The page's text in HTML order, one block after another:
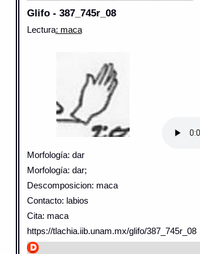
Glifo - 387_745r_08
Lectura: maca
Morfología: dar
Morfología: dar;
Descomposicion: maca
Contacto: labios
Cita: maca
https://tlachia.iib.unam.mx/glifo/387_745r_08